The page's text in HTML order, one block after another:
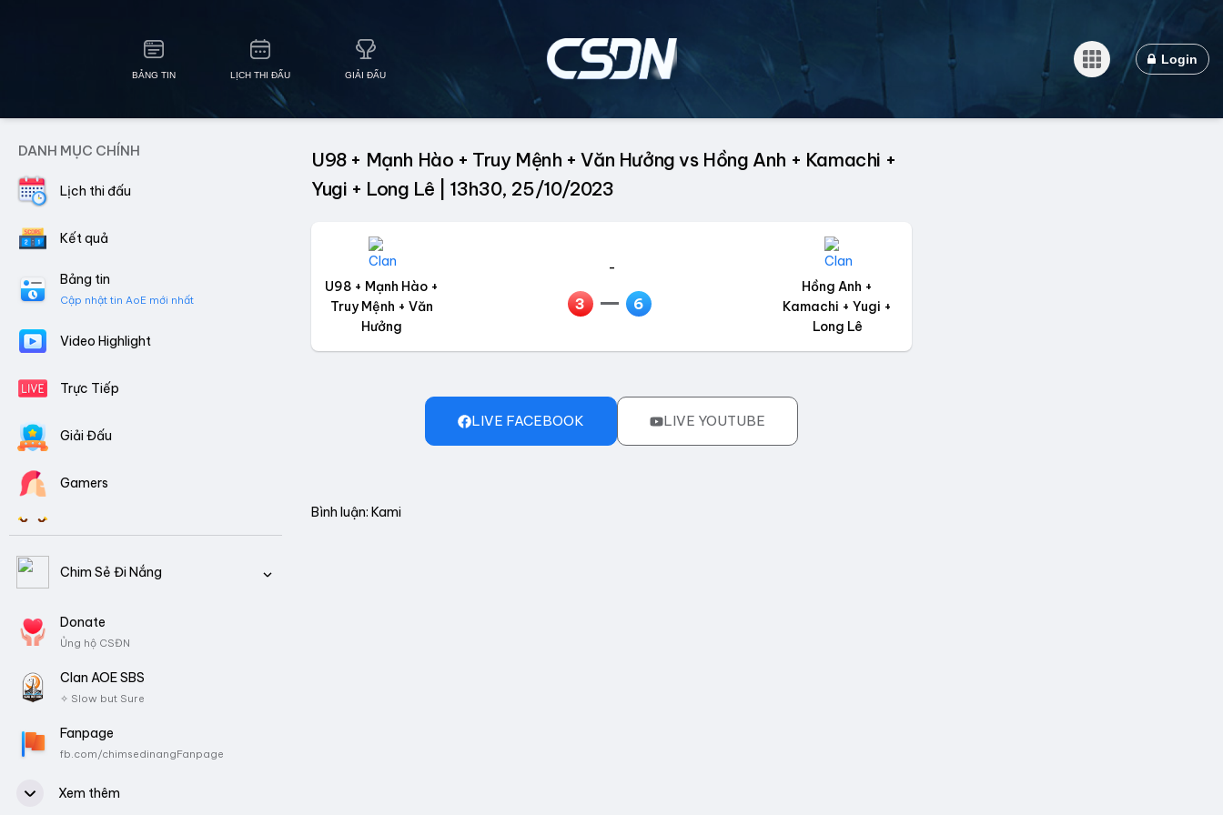
BẢNG TIN LỊCH THI ĐẤU GIẢI ĐẤU
Login
DANH MỤC CHÍNH
Lịch thi đấu
Kết quả
Bảng tin
Cập nhật tin AoE mới nhất
Video Highlight
Trực Tiếp
Giải Đấu
Gamers
Video Tổng Hợp
Download Game
Chim Sẻ Đi Nắng
Tiểu sử, Thành tích
Donate
Ủng hộ CSĐN
Clan AOE SBS
✧ Slow but Sure
Fanpage
fb.com/chimsedinangFanpage
Nhóm
U98 + Mạnh Hào + Truy Mệnh + Văn Hưởng vs Hồng Anh + Kamachi +
Yugi + Long Lê | 13h30, 25/10/2023
U98 + Mạnh Hào +
Truy Mệnh + Văn
Hưởng
-
3 6
Hồng Anh +
Kamachi + Yugi +
Long Lê
LIVE FACEBOOK LIVE YOUTUBE
Bình luận: Kami